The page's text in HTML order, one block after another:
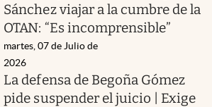
Sánchez viajar a la cumbre de la
OTAN: “Es incomprensible”
martes, 07 de Julio de
2026
La defensa de Begoña Gómez
pide suspender el juicio | Exige